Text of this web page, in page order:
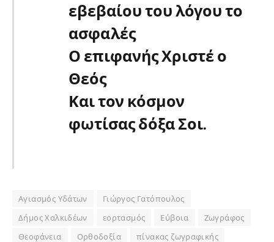
εβεβαίου του λόγου το
ασφαλές
Ο επιφανής Χριστέ ο
Θεός
Και τον κόσμον
φωτίσας δόξα Σοι.
Αγιασμός Υδάτων
Γιώργος Γατόπουλος
Δήμος Χαλκιδέων
εορτασμός Εύβοια
Ζωγράφος
Θεοφάνεια
Ορθοδοξία
πίνακας ζωγραφικής